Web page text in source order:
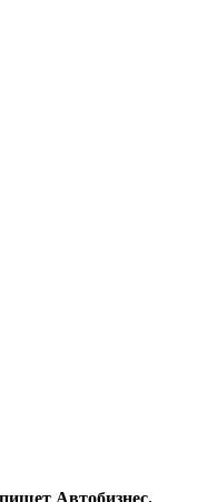
Автобизнес.